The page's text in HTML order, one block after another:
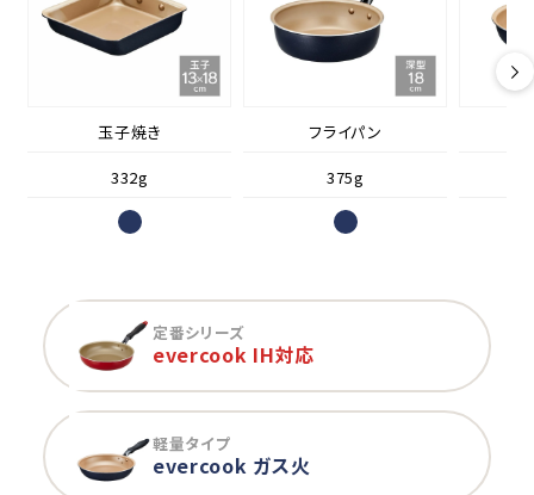
玉子焼き
332g
フライパン
375g
定番シリーズ
evercook IH対応
軽量タイプ
evercook ガス火